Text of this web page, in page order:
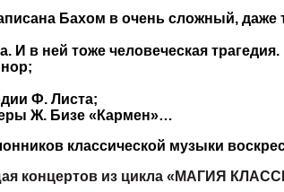
Бахом в очень сложный,
в ней тоже человеческая трагедия.
Ф. Листа;
Ж. Бизе «Кармен»…
классической музыки
концертов из цикла «МАГИЯ